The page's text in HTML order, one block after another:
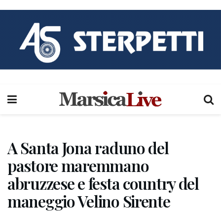
A Santa Jona raduno del
pastore maremmano
abruzzese e festa country del
maneggio Velino Sirente